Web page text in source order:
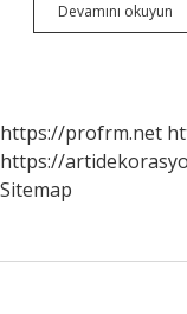
Devamını okuyun
https://profrm.net
https://
Sitemap